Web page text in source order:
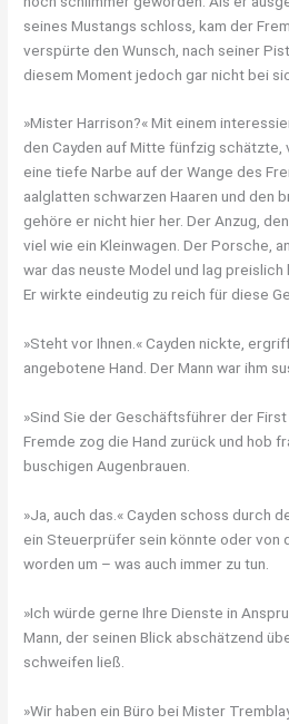
seines Mustangs schloss, kam der
verspürte den Wunsch, nach seiner
diesem Moment jedoch gar nicht bei
»Mister Harrison?« Mit einem
den Cayden auf Mitte fünfzig schätzte,
eine tiefe Narbe auf der Wange des
aalglatten schwarzen Haaren und den
gehöre er nicht hier her. Der Anzug,
viel wie ein Kleinwagen. Der Porsche,
war das neuste Model und lag preislich
Er wirkte eindeutig zu reich für diese
»Steht vor Ihnen.« Cayden nickte,
angebotene Hand. Der Mann war ihm
»Sind Sie der Geschäftsführer der
Fremde zog die Hand zurück und hob
buschigen Augenbrauen.
»Ja, auch das.« Cayden schoss durch
ein Steuerprüfer sein könnte oder von
worden um – was auch immer zu tun.
»Ich würde gerne Ihre Dienste in
Mann, der seinen Blick abschätzend
schweifen ließ.
»Wir haben ein Büro bei Mister